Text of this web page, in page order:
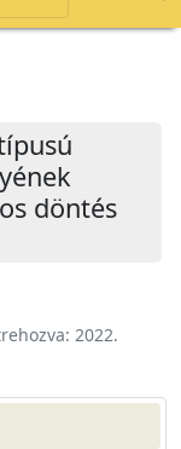
döntés
2022.